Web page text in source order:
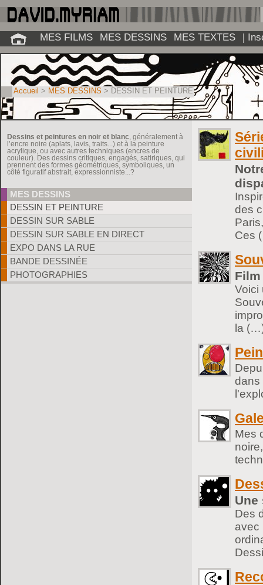
Dessins et peintures en noir et blanc , généralement à
l’encre noire (aplats, lavis, traits...) et à la peinture
acrylique, ou avec autres techniques (encres de
couleur). Des dessins critiques, engagés, satiriques, qui
prennent des formes géométriques, symboliques, un
côté figuratif abstrait, expressionniste...?
MES DESSINS
DESSIN ET PEINTURE
DESSIN SUR SABLE
DESSIN SUR SABLE EN DIRECT
EXPO DANS LA RUE
BANDE DESSINÉE
PHOTOGRAPHIES
des
Ces
Voici
la
dans
Mes
Une
Des
avec
Accueil > MES DESSINS > DESSIN ET PEINTURE
MES FILMS MES DESSINS MES TEXTES |